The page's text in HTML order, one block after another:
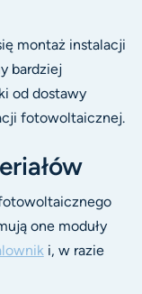
montaż instalacji
bardziej
od dostawy
fotowoltaicznej.
one moduły
i, w razie